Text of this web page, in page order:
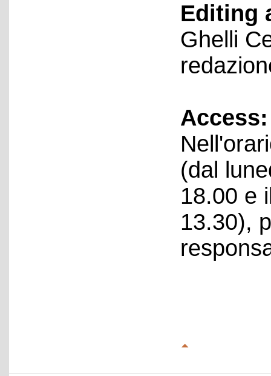
Editing
Ghelli
Access:
(dal
18.00 e
13.30),